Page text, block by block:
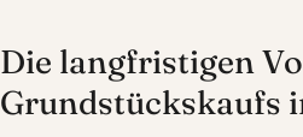
Die langfristigen
Grundstückskaufs